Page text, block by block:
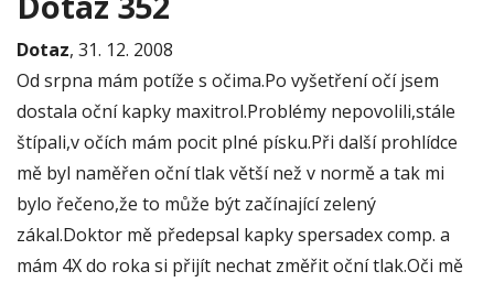
Dotaz, 31. 12. 2008
Od srpna mám potíže s očima.Po vyšetření očí jsem
dostala oční kapky maxitrol.Problémy nepovolili,stále
štípali,v očích mám pocit plné písku.Při další prohlídce
mě byl naměřen oční tlak větší než v normě a tak mi
bylo řečeno,že to může být začínající zelený
zákal.Doktor mě předepsal kapky spersadex comp. a
mám 4X do roka si přijít nechat změřit oční tlak.Oči mě